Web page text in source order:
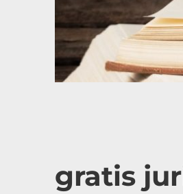
gratis